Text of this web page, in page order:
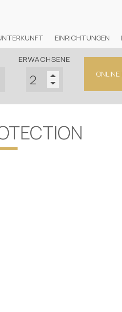
EINRICHTUNGEN
ERWACHSENE